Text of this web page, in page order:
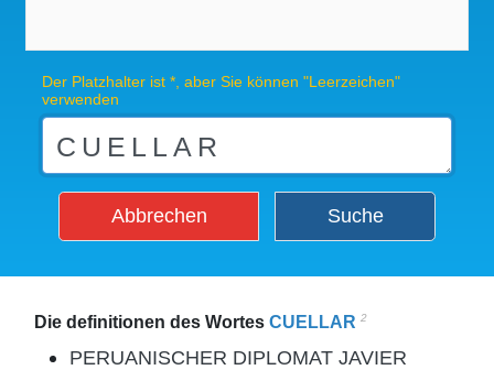
Der Platzhalter ist *, aber Sie können "Leerzeichen"
verwenden
Abbrechen Suche
Die definitionen des Wortes CUELLAR 2
PERUANISCHER DIPLOMAT JAVIER